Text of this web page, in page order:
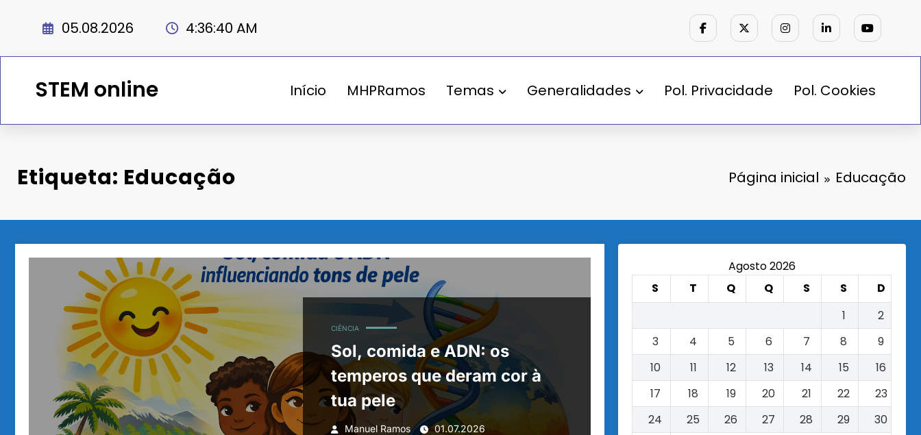
conteúdo
05.08.2026 4:36:41 AM
STEM online Início MHPRamos Temas Generalidades Pol. Privacidade Pol. Cookies
Etiqueta: Educação Página inicial Educação
CIÊNCIA
Sol, comida e ADN: os
temperos que deram cor à
tua pele
Manuel Ramos 01.07.2026
Agosto 2026
S
T Q Q S S
D
1
2
3
4 5 6 7 8
9
10
11 12 13 14 15
16
17
18 19 20 21 22
23
24
25 26 27 28 29
30